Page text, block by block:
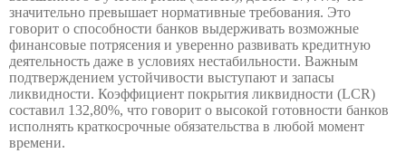
значительно превышает нормативные требования. Это
говорит о способности банков выдерживать возможные
финансовые потрясения и уверенно развивать кредитную
деятельность даже в условиях нестабильности. Важным
подтверждением устойчивости выступают и запасы
ликвидности. Коэффициент покрытия ликвидности (LCR)
составил 132,80%, что говорит о высокой готовности банков
исполнять краткосрочные обязательства в любой момент
времени.